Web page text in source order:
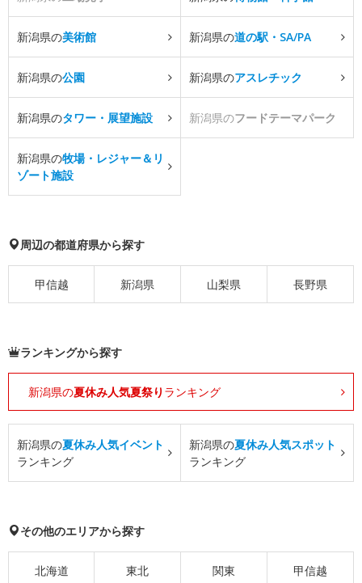
新潟県の美術館 新潟県の道の駅・SA/PA
新潟県の公園 新潟県のアスレチック
新潟県のタワー・展望施設 新潟県のフードテーマパーク
新潟県の牧場・レジャー＆リ
ゾート施設
周辺の都道府県から探す
甲信越 新潟県 山梨県 長野県
ランキングから探す
新潟県の夏休み人気夏祭り ランキング
新潟県の夏休み人気イベント
ランキング
新潟県の夏休み人気スポット
ランキング
その他のエリアから探す
北海道 東北 関東 甲信越